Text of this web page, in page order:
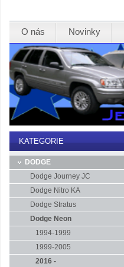
O nás Novinky
KATEGORIE
DODGE
Dodge Journey JC
Dodge Nitro KA
Dodge Stratus
Dodge Neon
1994-1999
1999-2005
2016 -